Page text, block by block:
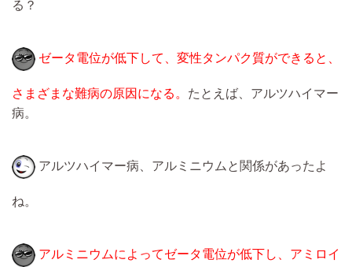
る？
ゼータ電位が低下して、変性タンパク質ができると、
さまざまな難病の原因になる。 たとえば、アルツハイマー
病。
アルツハイマー病、アルミニウムと関係があったよ
ね。
アルミニウムによってゼータ電位が低下し、アミロイ